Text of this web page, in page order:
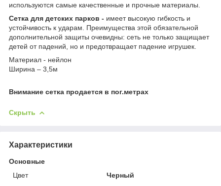
используются самые качественные и прочные материалы.
Сетка для детских парков - имеет высокую гибкость и
устойчивость к ударам. Преимущества этой обязательной
дополнительной защиты очевидны: сеть не только защищает
детей от падений, но и предотвращает падение игрушек.
Материал - нейлон
Ширина – 3,5м
Внимание сетка продается в пог.метрах
Скрыть
Характеристики
Основные
Цвет
Черный